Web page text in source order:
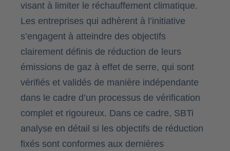
visant à limiter le réchauffement climatique.
Les entreprises qui adhèrent à l’initiative
s’engagent à atteindre des objectifs
clairement définis de réduction de leurs
émissions de gaz à effet de serre, qui sont
vérifiés et validés de manière indépendante
dans le cadre d’un processus de vérification
complet et rigoureux. Dans ce cadre, SBTi
analyse en détail si les objectifs de réduction
fixés sont conformes aux dernières